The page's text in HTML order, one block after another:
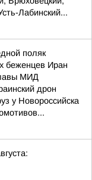
Лабинский...
поляк
беженцев Иран
МИД
дрон
у Новороссийска